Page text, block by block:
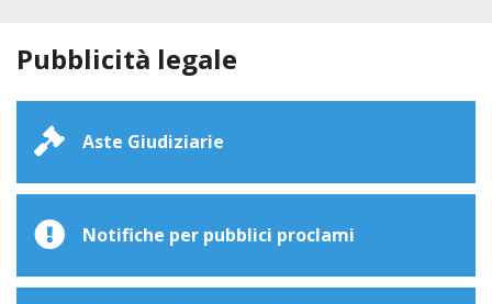
Pubblicità legale
Aste Giudiziarie
Notifiche per pubblici proclami